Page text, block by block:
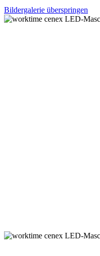
Bildergalerie überspringen